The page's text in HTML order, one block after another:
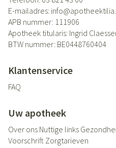
E-mailadres: info@
APB nummer: 111906
Apotheek titularis: Ingrid
BTW nummer: BE0448760404
Klantenservice
FAQ
Uw apotheek
Over ons Nuttige links
Voorschrift Zorgtarieven